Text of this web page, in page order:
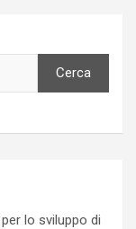
Cerca
lo sviluppo di